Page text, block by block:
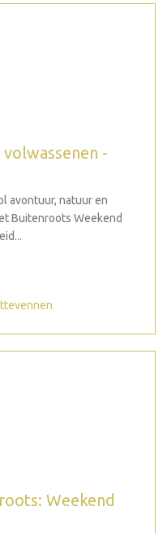
-
avontuur, natuur en
Buitenroots Weekend
Weekend